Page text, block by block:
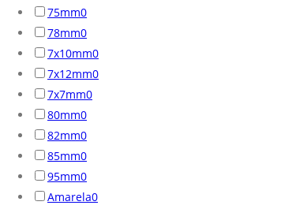
75mm0
78mm0
7x10mm0
7x12mm0
7x7mm0
80mm0
82mm0
85mm0
95mm0
Amarela0